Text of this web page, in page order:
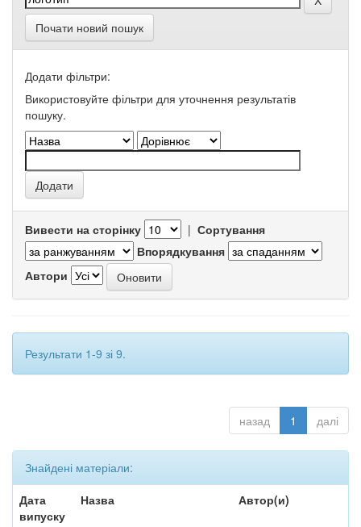
Почати новий пошук
Додати фільтри:
Використовуйте фільтри для уточнення результатів
пошуку.
Вивести на сторінку | Сортування
Впорядкування
Автори
Результати 1-9 зі 9.
назад 1 далі
Знайдені матеріали:
Дата
випуску
Назва Автор(и)